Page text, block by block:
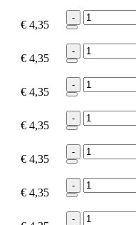
€ 4,35
-
€ 4,35
-
€ 4,35
-
€ 4,35
-
€ 4,35
-
€ 4,35
-
-